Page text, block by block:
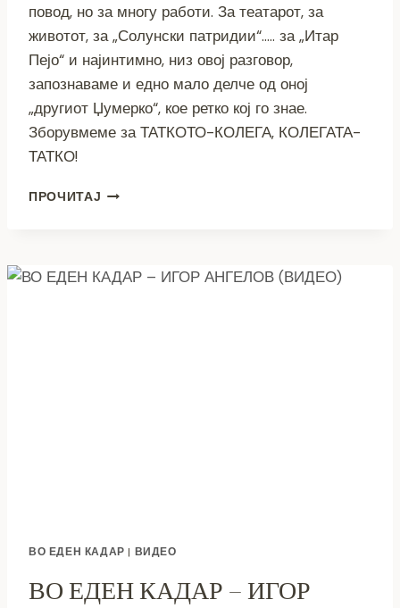
повод, но за многу работи. За театарот, за
животот, за „Солунски патридии“….. за „Итар
Пејо“ и најинтимно, низ овој разговор,
запознаваме и едно мало делче од оној
„другиот Џумерко“, кое ретко кој го знае.
Зборувмеме за ТАТКОТО-КОЛЕГА, КОЛЕГАТА-
ТАТКО!
ПРОЧИТАЈ ВО
СПИРКОСКА
ВО ЕДЕН КАДАР | ВИДЕО
ВО ЕДЕН КАДАР – ИГОР